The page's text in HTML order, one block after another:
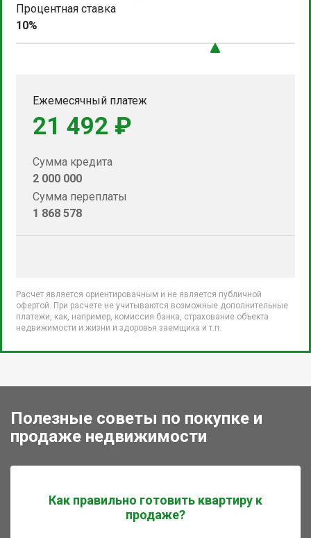
Процентная ставка
10%
Ежемесячный платеж
21 492 ₽
Сумма кредита
2 000 000
Сумма переплаты
1 868 578
Расчет является ориентировачным и не является публичной
офертой. При расчете не учитываются возможные дополнительные
платежи, как, например, комиссия банка, страхование объекта
недвижимости и жизни и здоровья заемщика и т.п.
Полезные советы по покупке и
продаже недвижимости
Как правильно готовить квартиру к
продаже?